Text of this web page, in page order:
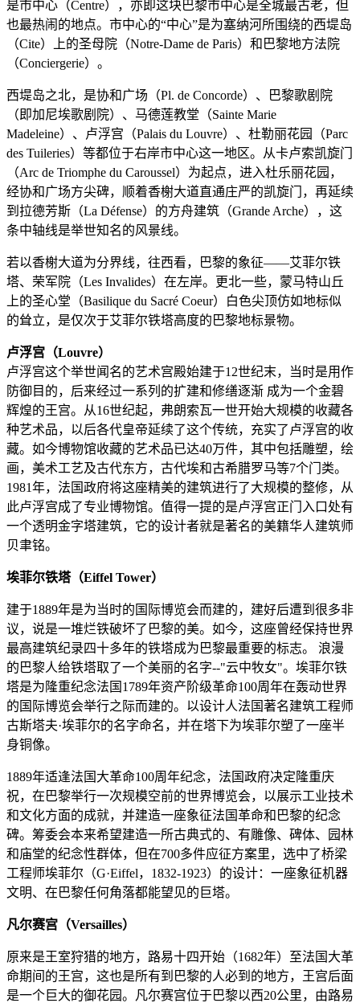
是市中心（Centre），亦即这块巴黎市中心是全城最古老，但
也最热闹的地点。市中心的“中心”是为塞纳河所围绕的西堤岛
（Cite）上的圣母院（Notre-Dame de Paris）和巴黎地方法院
（Conciergerie）。
西堤岛之北，是协和广场（Pl. de Concorde）、巴黎歌剧院
（即加尼埃歌剧院）、马德莲教堂（Sainte Marie
Madeleine）、卢浮宫（Palais du Louvre）、杜勒丽花园（Parc
des Tuileries）等都位于右岸市中心这一地区。从卡卢索凯旋门
（Arc de Triomphe du Caroussel）为起点，进入杜乐丽花园，
经协和广场方尖碑，顺着香榭大道直通庄严的凯旋门，再延续
到拉德芳斯（La Défense）的方舟建筑（Grande Arche），这
条中轴线是举世知名的风景线。
若以香榭大道为分界线，往西看，巴黎的象征——艾菲尔铁
塔、荣军院（Les Invalides）在左岸。更北一些，蒙马特山丘
上的圣心堂（Basilique du Sacré Coeur）白色尖顶仿如地标似
的耸立，是仅次于艾菲尔铁塔高度的巴黎地标景物。
卢浮宫（Louvre）
卢浮宫这个举世闻名的艺术宫殿始建于12世纪末，当时是用作
防御目的，后来经过一系列的扩建和修缮逐渐 成为一个金碧
辉煌的王宫。从16世纪起，弗朗索瓦一世开始大规模的收藏各
种艺术品，以后各代皇帝延续了这个传统，充实了卢浮宫的收
藏。如今博物馆收藏的艺术品已达40万件，其中包括雕塑，绘
画，美术工艺及古代东方，古代埃和古希腊罗马等7个门类。
1981年，法国政府将这座精美的建筑进行了大规模的整修，从
此卢浮宫成了专业博物馆。值得一提的是卢浮宫正门入口处有
一个透明金字塔建筑，它的设计者就是著名的美籍华人建筑师
贝聿铭。
埃菲尔铁塔（Eiffel Tower）
建于1889年是为当时的国际博览会而建的，建好后遭到很多非
议，说是一堆烂铁破坏了巴黎的美。如今，这座曾经保持世界
最高建筑纪录四十多年的铁塔成为巴黎最重要的标志。 浪漫
的巴黎人给铁塔取了一个美丽的名字--"云中牧女"。埃菲尔铁
塔是为隆重纪念法国1789年资产阶级革命100周年在轰动世界
的国际博览会举行之际而建的。以设计人法国著名建筑工程师
古斯塔夫·埃菲尔的名字命名，并在塔下为埃菲尔塑了一座半
身铜像。
1889年适逢法国大革命100周年纪念，法国政府决定隆重庆
祝，在巴黎举行一次规模空前的世界博览会，以展示工业技术
和文化方面的成就，并建造一座象征法国革命和巴黎的纪念
碑。筹委会本来希望建造一所古典式的、有雕像、碑体、园林
和庙堂的纪念性群体，但在700多件应征方案里，选中了桥梁
工程师埃菲尔（G·Eiffel，1832-1923）的设计：一座象征机器
文明、在巴黎任何角落都能望见的巨塔。
凡尔赛宫（Versailles）
原来是王室狩猎的地方，路易十四开始（1682年）至法国大革
命期间的王宫，这也是所有到巴黎的人必到的地方，王宫后面
是一个巨大的御花园。凡尔赛宫位于巴黎以西20公里，由路易